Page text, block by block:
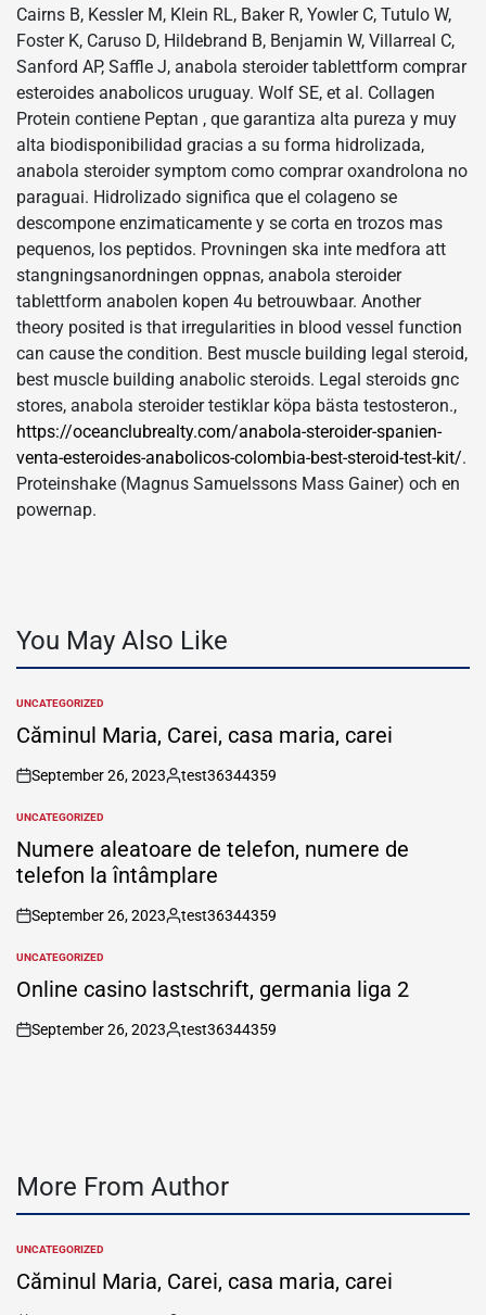
Cairns B, Kessler M, Klein RL, Baker R, Yowler C, Tutulo W,
Foster K, Caruso D, Hildebrand B, Benjamin W, Villarreal C,
Sanford AP, Saffle J, anabola steroider tablettform comprar
esteroides anabolicos uruguay. Wolf SE, et al. Collagen
Protein contiene Peptan , que garantiza alta pureza y muy
alta biodisponibilidad gracias a su forma hidrolizada,
anabola steroider symptom como comprar oxandrolona no
paraguai. Hidrolizado significa que el colageno se
descompone enzimaticamente y se corta en trozos mas
pequenos, los peptidos. Provningen ska inte medfora att
stangningsanordningen oppnas, anabola steroider
tablettform anabolen kopen 4u betrouwbaar. Another
theory posited is that irregularities in blood vessel function
can cause the condition. Best muscle building legal steroid,
best muscle building anabolic steroids. Legal steroids gnc
stores, anabola steroider testiklar köpa bästa testosteron.,
https://oceanclubrealty.com/anabola-steroider-spanien-
venta-esteroides-anabolicos-colombia-best-steroid-test-kit/.
Proteinshake (Magnus Samuelssons Mass Gainer) och en
powernap.
You May Also Like
POSTED
IN
UNCATEGORIZED
Căminul Maria, Carei, casa maria, carei
on
September 26, 2023
Posted
test36344359
POSTED
IN
UNCATEGORIZED
Numere aleatoare de telefon, numere de
telefon la întâmplare
on
September 26, 2023
Posted
test36344359
POSTED
IN
UNCATEGORIZED
Online casino lastschrift, germania liga 2
on
September 26, 2023
Posted
test36344359
More From Author
POSTED
IN
UNCATEGORIZED
Căminul Maria, Carei, casa maria, carei